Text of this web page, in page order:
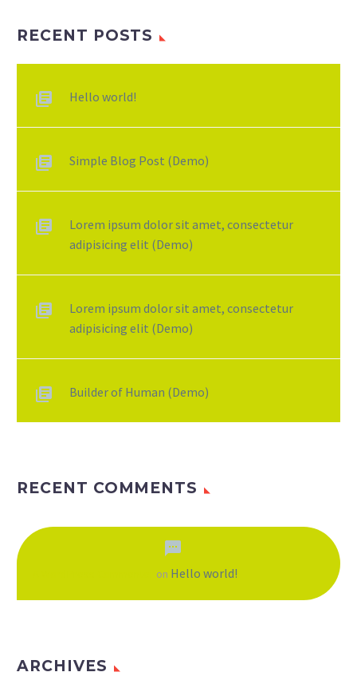
RECENT POSTS
Hello world!
Simple Blog Post (Demo)
Lorem ipsum dolor sit amet, consectetur
adipisicing elit (Demo)
Lorem ipsum dolor sit amet, consectetur
adipisicing elit (Demo)
Builder of Human (Demo)
RECENT COMMENTS
on Hello world!
ARCHIVES